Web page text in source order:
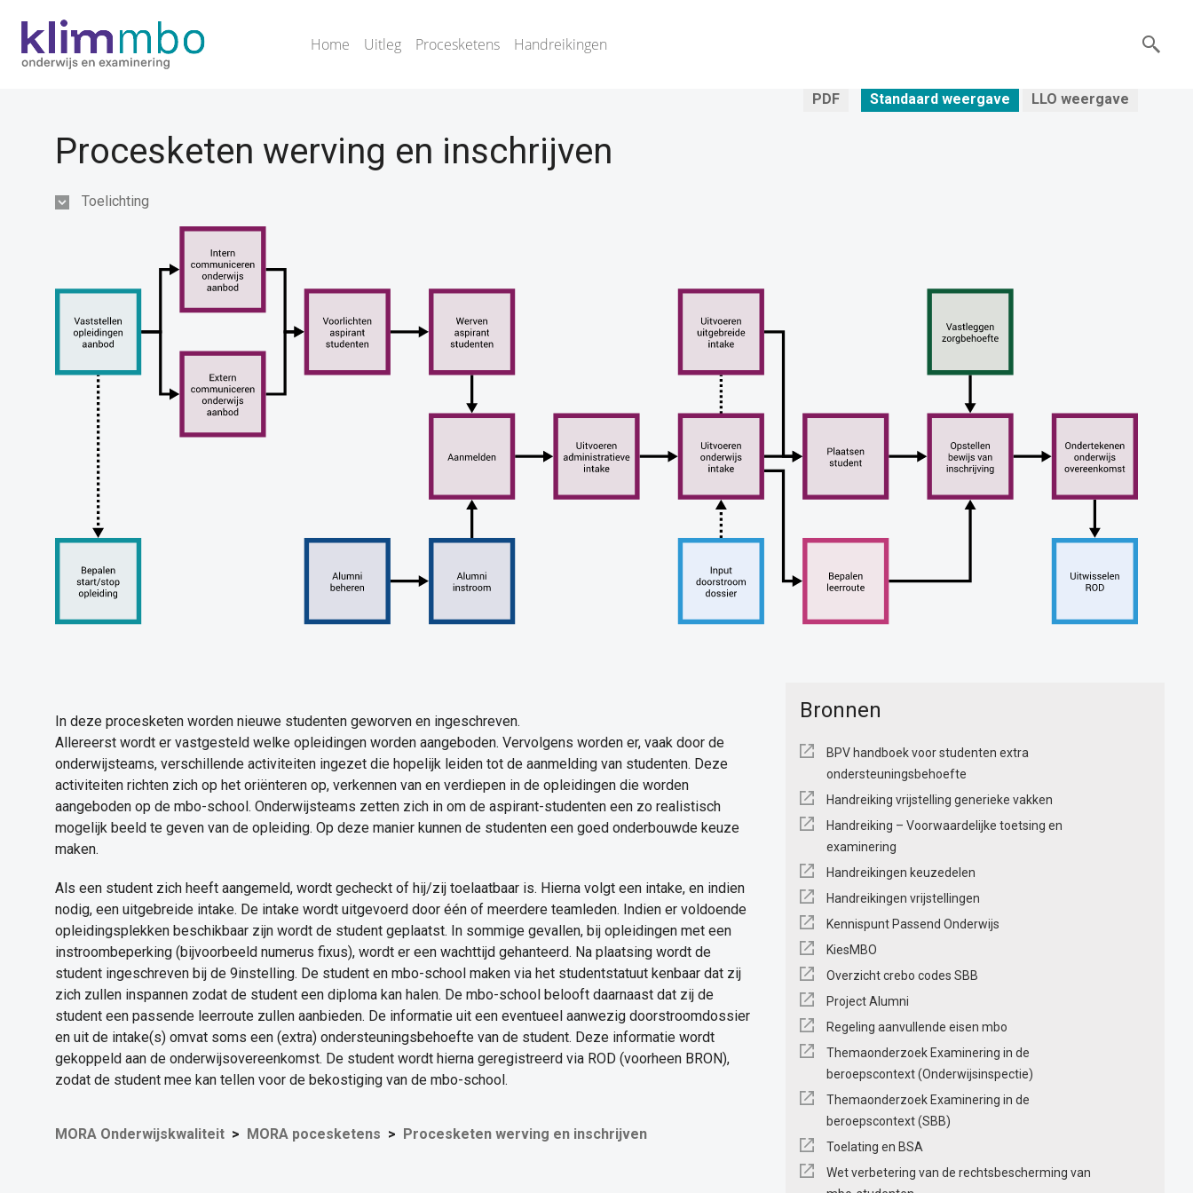
Home Uitleg Procesketens Handreikingen
PDF Standaard weergave LLO weergave
Procesketen werving en inschrijven
Toelichting
In deze procesketen worden nieuwe studenten geworven en ingeschreven.
Allereerst wordt er vastgesteld welke opleidingen worden aangeboden. Vervolgens worden er, vaak door de
onderwijsteams, verschillende activiteiten ingezet die hopelijk leiden tot de aanmelding van studenten. Deze
activiteiten richten zich op het oriënteren op, verkennen van en verdiepen in de opleidingen die worden
aangeboden op de mbo-school. Onderwijsteams zetten zich in om de aspirant-studenten een zo realistisch
mogelijk beeld te geven van de opleiding. Op deze manier kunnen de studenten een goed onderbouwde keuze
maken.
Als een student zich heeft aangemeld, wordt gecheckt of hij/zij toelaatbaar is. Hierna volgt een intake, en indien
nodig, een uitgebreide intake. De intake wordt uitgevoerd door één of meerdere teamleden. Indien er voldoende
opleidingsplekken beschikbaar zijn wordt de student geplaatst. In sommige gevallen, bij opleidingen met een
instroombeperking (bijvoorbeeld numerus fixus), wordt er een wachttijd gehanteerd. Na plaatsing wordt de
student ingeschreven bij de 9instelling. De student en mbo-school maken via het studentstatuut kenbaar dat zij
zich zullen inspannen zodat de student een diploma kan halen. De mbo-school belooft daarnaast dat zij de
student een passende leerroute zullen aanbieden. De informatie uit een eventueel aanwezig doorstroomdossier
en uit de intake(s) omvat soms een (extra) ondersteuningsbehoefte van de student. Deze informatie wordt
gekoppeld aan de onderwijsovereenkomst. De student wordt hierna geregistreerd via ROD (voorheen BRON),
zodat de student mee kan tellen voor de bekostiging van de mbo-school.
MORA Onderwijskwaliteit MORA pocesketens Procesketen werving en inschrijven
Bronnen
BPV handboek voor studenten extra
ondersteuningsbehoefte
Handreiking vrijstelling generieke vakken
Handreiking – Voorwaardelijke toetsing en
examinering
Handreikingen keuzedelen
Handreikingen vrijstellingen
Kennispunt Passend Onderwijs
KiesMBO
Overzicht crebo codes SBB
Project Alumni
Regeling aanvullende eisen mbo
Themaonderzoek Examinering in de
beroepscontext (Onderwijsinspectie)
Themaonderzoek Examinering in de
beroepscontext (SBB)
Toelating en BSA
Wet verbetering van de rechtsbescherming van